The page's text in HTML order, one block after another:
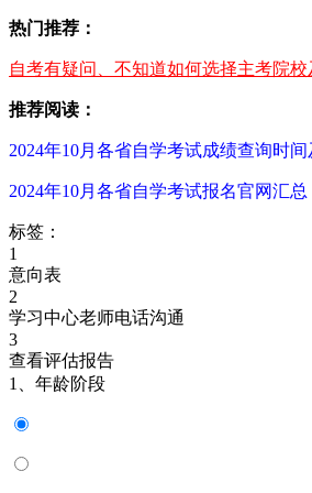
热门推荐：
自考有疑问、不知道如何选择主考院
推荐阅读：
2024年10月各省自学考试成绩查询时
2024年10月各省自学考试报名官网汇总
标签：
1
意向表
2
学习中心老师电话沟通
3
查看评估报告
1、年龄阶段